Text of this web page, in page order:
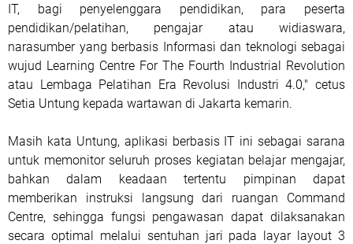
IT, bagi penyelenggara pendidikan, para peserta
pendidikan/pelatihan, pengajar atau widiaswara,
narasumber yang berbasis Informasi dan teknologi sebagai
wujud Learning Centre For The Fourth Industrial Revolution
atau Lembaga Pelatihan Era Revolusi Industri 4.0," cetus
Setia Untung kepada wartawan di Jakarta kemarin.
Masih kata Untung, aplikasi berbasis IT ini sebagai sarana
untuk memonitor seluruh proses kegiatan belajar mengajar,
bahkan dalam keadaan tertentu pimpinan dapat
memberikan instruksi langsung dari ruangan Command
Centre, sehingga fungsi pengawasan dapat dilaksanakan
secara optimal melalui sentuhan jari pada layar layout 3